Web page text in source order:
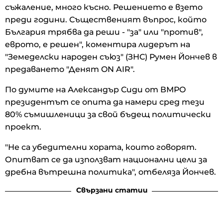
съжаление, много късно. Решението е взето
преди години. Същественият въпрос, който
България трябва да реши - "за" или "против",
еврото, е решен", коментира лидерът на
"Земеделски народен съюз" (ЗНС) Румен Йончев в
предаването "Денят ON AIR".
По думите на Александър Сиди от ВМРО
президентът се опита да намери сред тези
80% съмишленици за свой бъдещ политически
проект.
"Не са убедителни хората, които говорят.
Опитват се да използват национални цели за
дребна вътрешна политика", отбеляза Йончев.
Свързани статии